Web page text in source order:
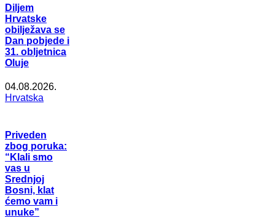
Diljem
Hrvatske
obilježava se
Dan pobjede i
31. obljetnica
Oluje
04.08.2026.
Hrvatska
Priveden
zbog poruka:
“Klali smo
vas u
Srednjoj
Bosni, klat
ćemo vam i
unuke”